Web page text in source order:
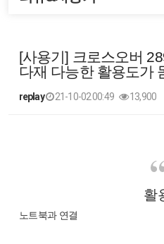
[사용기] 크로스오버
다재 다능한 활용도가
replay 21-10-02 00:49 13,900
활
노트북과 연결